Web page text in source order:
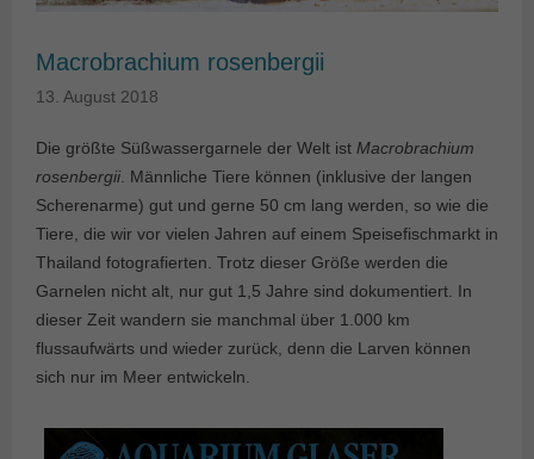
Macrobrachium rosenbergii
13. August 2018
Die größte Süßwassergarnele der Welt ist Macrobrachium
rosenbergii. Männliche Tiere können (inklusive der langen
Scherenarme) gut und gerne 50 cm lang werden, so wie die
Tiere, die wir vor vielen Jahren auf einem Speisefischmarkt in
Thailand fotografierten. Trotz dieser Größe werden die
Garnelen nicht alt, nur gut 1,5 Jahre sind dokumentiert. In
dieser Zeit wandern sie manchmal über 1.000 km
flussaufwärts und wieder zurück, denn die Larven können
sich nur im Meer entwickeln.